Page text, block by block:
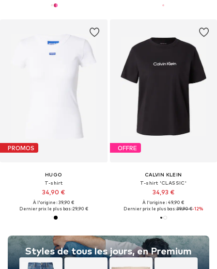
PROMOS
HUGO
T-shirt
34,90 €
À l'origine : 39,90 €
Dernier prix le plus bas :29,90 €
OFFRE
CALVIN KLEIN
T-shirt 'CLASSIC'
34,93 €
À l'origine : 49,90 €
Dernier prix le plus bas :39,90 €-12%
Styles de tous les jours, en Premium